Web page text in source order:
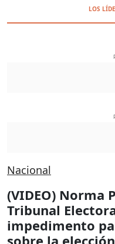
LOS
Nacional
(VIDEO) Norma
Tribunal
impedimento
sobre la